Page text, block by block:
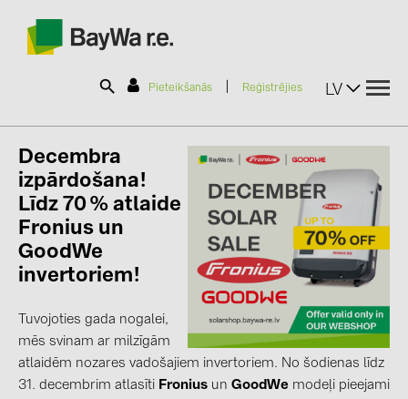
Pieteikšanās Reģistrējies LV
SOLAR-PLANIT
Produkti
Informācija
Jaunumi
Katalogi
Decembra
izpārdošana!
Līdz 70 % atlaide
Fronius un
GoodWe
invertoriem!
Tuvojoties gada nogalei,
mēs svinam ar milzīgām
atlaidēm nozares vadošajiem invertoriem. No šodienas līdz
31. decembrim atlasīti Fronius un GoodWe modeļi pieejami